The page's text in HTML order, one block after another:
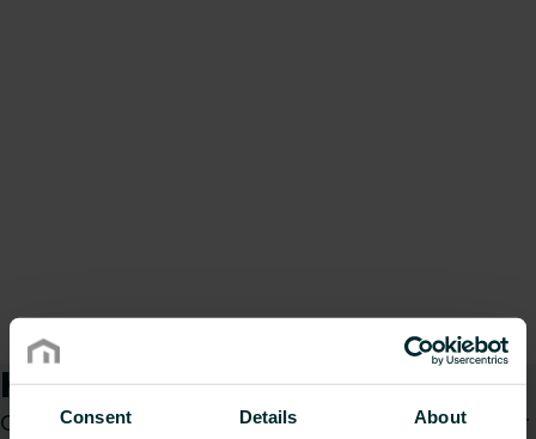
Consent Details About
Hur kan vi hjälpa dig?
Oavsett om du är konsult, installatör, arkitekt eller